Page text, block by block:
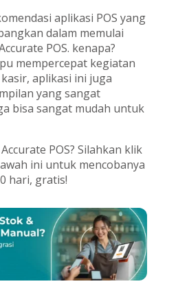
aplikasi POS yang
dalam memulai
POS. kenapa?
mempercepat kegiatan
aplikasi ini juga
yang sangat
bisa sangat mudah untuk
POS? Silahkan klik
ini untuk mencobanya
hari, gratis!